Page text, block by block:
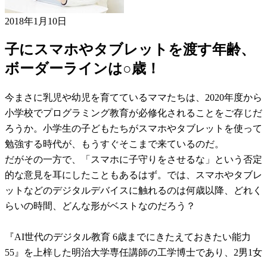
2018年1月10日
子にスマホやタブレットを渡す年齢、
ボーダーラインは○歳！
今まさに乳児や幼児を育てているママたちは、2020年度から
小学校でプログラミング教育が必修化されることをご存じだ
ろうか。小学生の子どもたちがスマホやタブレットを使って
勉強する時代が、もうすぐそこまで来ているのだ。
だがその一方で、「スマホに子守りをさせるな」という否定
的な意見を耳にしたこともあるはず。では、スマホやタブレ
ットなどのデジタルデバイスに触れるのは何歳以降、どれく
らいの時間、どんな形がベストなのだろう？
『AI世代のデジタル教育 6歳までにきたえておきたい能力
55』を上梓した明治大学専任講師の工学博士であり、2男1女